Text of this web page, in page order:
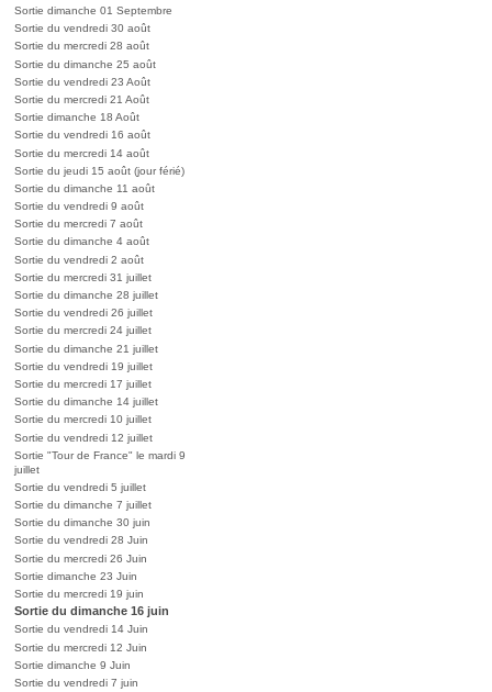
Sortie dimanche 01 Septembre
Sortie du vendredi 30 août
Sortie du mercredi 28 août
Sortie du dimanche 25 août
Sortie du vendredi 23 Août
Sortie du mercredi 21 Août
Sortie dimanche 18 Août
Sortie du vendredi 16 août
Sortie du mercredi 14 août
Sortie du jeudi 15 août (jour férié)
Sortie du dimanche 11 août
Sortie du vendredi 9 août
Sortie du mercredi 7 août
Sortie du dimanche 4 août
Sortie du vendredi 2 août
Sortie du mercredi 31 juillet
Sortie du dimanche 28 juillet
Sortie du vendredi 26 juillet
Sortie du mercredi 24 juillet
Sortie du dimanche 21 juillet
Sortie du vendredi 19 juillet
Sortie du mercredi 17 juillet
Sortie du dimanche 14 juillet
Sortie du mercredi 10 juillet
Sortie du vendredi 12 juillet
Sortie "Tour de France" le mardi 9
juillet
Sortie du vendredi 5 juillet
Sortie du dimanche 7 juillet
Sortie du dimanche 30 juin
Sortie du vendredi 28 Juin
Sortie du mercredi 26 Juin
Sortie dimanche 23 Juin
Sortie du mercredi 19 juin
Sortie du dimanche 16 juin
Sortie du vendredi 14 Juin
Sortie du mercredi 12 Juin
Sortie dimanche 9 Juin
Sortie du vendredi 7 juin